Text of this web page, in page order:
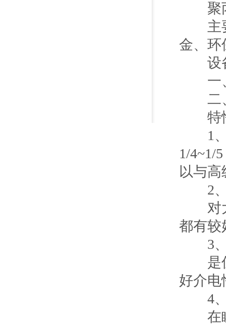
聚
主要
金、环
设备
一、
二、
特
1、
1/4~1/
以与
2、
对大
都有较
3、
是优
好介电
4、
在瞬